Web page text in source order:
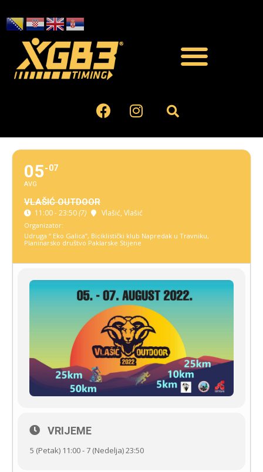
05
AVG
07
VLAŠIĆ OUTDOOR
11:00 - 23:50(7) Vlašić, Vlašić
Organizator:
Udruga “ Eko Galica”, Biciklistički klub Napredak u Travniku,
Planinarsko društvo Paklarske Stijene
VRIJEME
5 (Petak) 11:00 - 7 (Nedelja) 23:50